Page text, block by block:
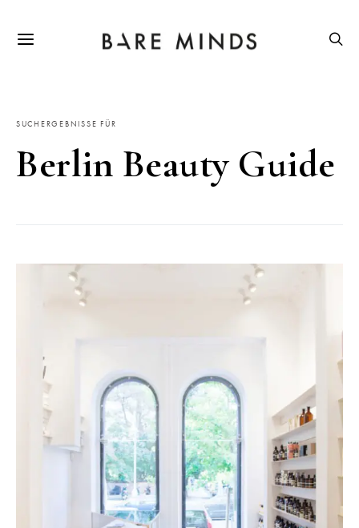
SUCHERGEBNISSE FÜR
Berlin Beauty Guide